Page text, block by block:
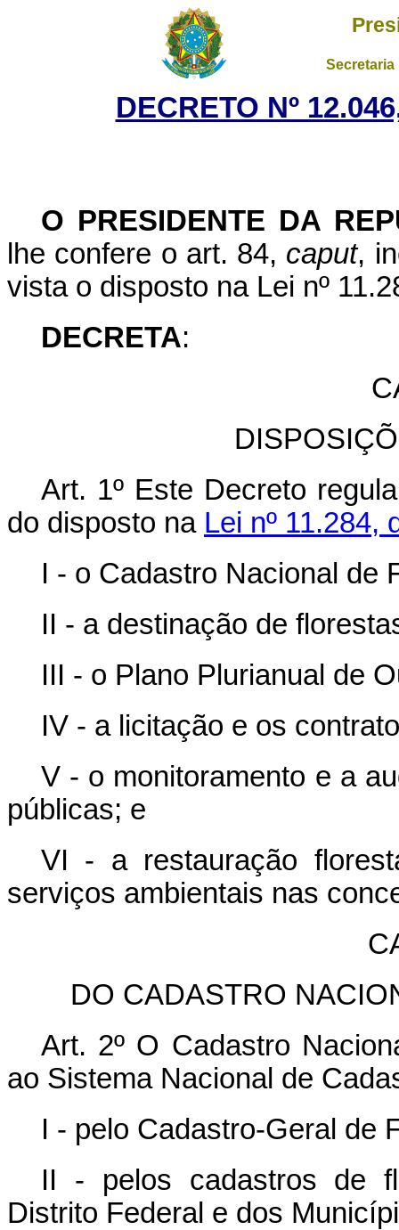
DECRETO Nº
O PRESIDENTE DA
lhe confere o art. 84, caput,
vista o disposto na Lei nº
DECRETA:
Art. 1º Este Decreto
do disposto na Lei nº 11.284,
I - o Cadastro Nacional de
II - a destinação de
III - o Plano Plurianual de
IV - a licitação e os
V - o monitoramento e a
públicas; e
VI - a restauração
serviços ambientais nas
DO CADASTRO
Art. 2º O Cadastro
ao Sistema Nacional de
I - pelo Cadastro-Geral de
II - pelos cadastros de
Distrito Federal e dos